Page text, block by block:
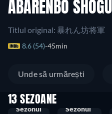
ABARENBO
Titlul original: 暴れん坊将軍
8.6 (54) 45min
Unde să urmărești
13 SEZOANE
Sezonul
Sezonul